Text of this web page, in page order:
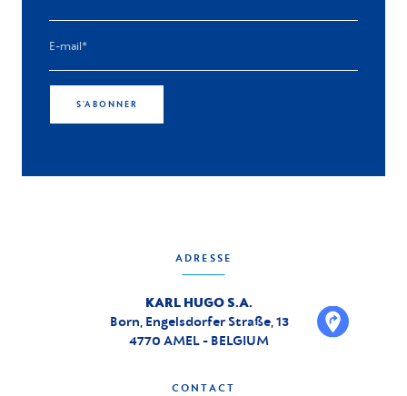
S'ABONNER
ADRESSE
KARL HUGO S.A.
Born, Engelsdorfer Straße, 13
4770 AMEL - BELGIUM
CONTACT